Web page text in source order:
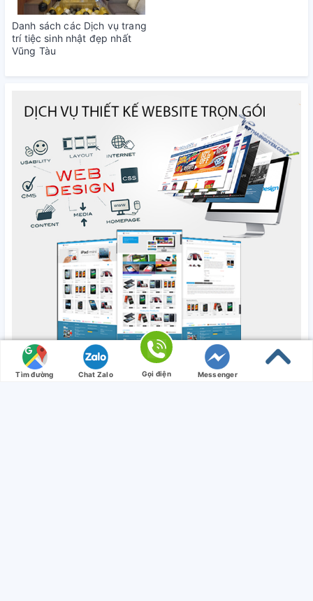
Danh sách các Dịch vụ trang
trí tiệc sinh nhật đẹp nhất
Vũng Tàu
Tìm đường Chat Zalo Gọi điện Messenger